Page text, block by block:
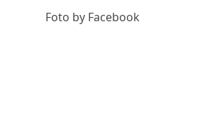
Foto by Facebook